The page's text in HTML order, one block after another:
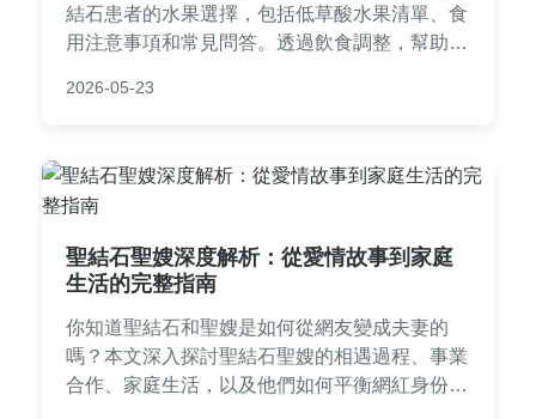
結石患者的水果選擇，包括低草酸水果清單、食
用注意事項和常見問答。透過飲食調整，幫助您
則，提供實用建議，讓您吃得安心。
2026-05-23
聖結石聖嫂深度解析：從愛情故事到家庭
生活的完整指南
你知道聖結石和聖嫂是如何從網友變成夫妻的
嗎？本文深入探討聖結石聖嫂的相遇過程、事業
合作、家庭生活，以及他們如何平衡網紅身份與